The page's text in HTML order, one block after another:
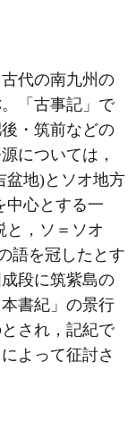
代の南九州の
「古事記」で
・筑前などの
については，
盆地)とソオ地方
中心とする一
と，ソ＝ソオ
語を冠したとす
段に筑紫島の
書紀」の景行
され，記紀で
よって征討さ